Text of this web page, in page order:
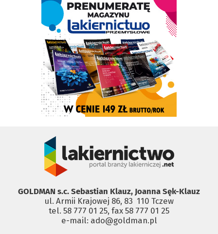
GOLDMAN s.c. Sebastian Klauz, Joanna Sęk-Klauz
ul. Armii Krajowej 86, 83 ­ 110 Tczew
tel. 58 777 01 25, fax 58 777 01 25
e-mail: ado@goldman.pl